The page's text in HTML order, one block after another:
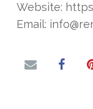
Website:
Email: